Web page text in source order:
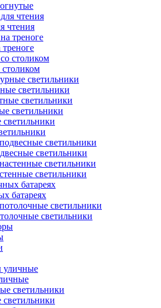
чтения
светильники
светильники
светильники
светильники
батареях
светильники